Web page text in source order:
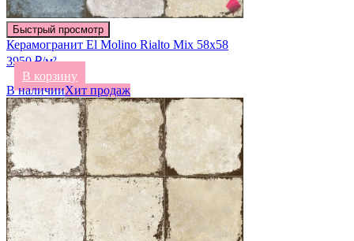
Быстрый просмотр
Керамогранит El Molino Rialto Mix 58х58
3950 ₽/м²
В корзину
В наличииХит продаж